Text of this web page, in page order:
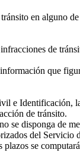
en alguno
de
que
e Identificación,
de tránsito.
se disponga de
del
se